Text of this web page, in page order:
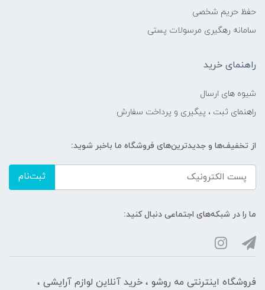
حفظ حریم شخصی
سامانه رهگیری مرسولات پستی
راهنمای خرید
شیوه های ارسال
راهنمای ثبت ، پیگیری و پرداخت سفارش
از تخفیف‌ها و جدیدترین‌های فروشگاه ما باخبر شوید:
ثبت‌نام
ما را در شبکه‌های اجتماعی دنبال کنید:
فروشگاه اینترنتی مه‌ رو‌شو ، خرید آنلاین لوازم آرایشی ،